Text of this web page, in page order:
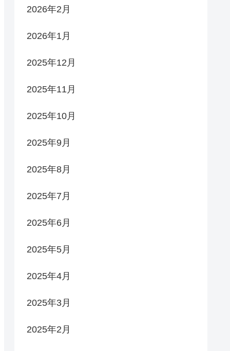
2026年2月
2026年1月
2025年12月
2025年11月
2025年10月
2025年9月
2025年8月
2025年7月
2025年6月
2025年5月
2025年4月
2025年3月
2025年2月